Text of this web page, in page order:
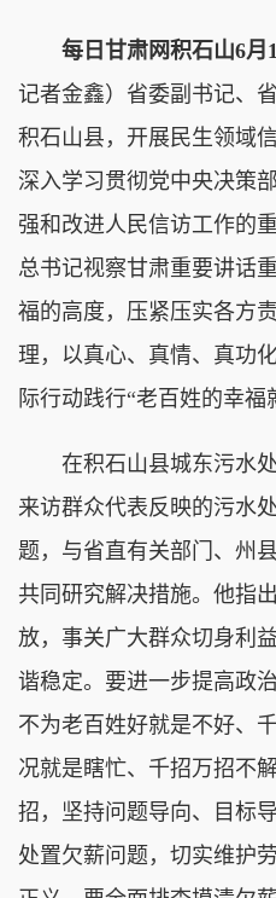
每日甘肃网积石山6月
记者金鑫）省委副书记、
积石山县，开展民生领域
深入学习贯彻党中央决策
强和改进人民信访工作的
总书记视察甘肃重要讲话
福的高度，压紧压实各方
理，以真心、真情、真功
际行动践行“老百姓的幸福
在积石山县城东污水处
来访群众代表反映的污水
题，与省直有关部门、州
共同研究解决措施。他指
放，事关广大群众切身利
谐稳定。要进一步提高政
不为老百姓好就是不好、
况就是瞎忙、千招万招不
招，坚持问题导向、目标
处置欠薪问题，切实维护